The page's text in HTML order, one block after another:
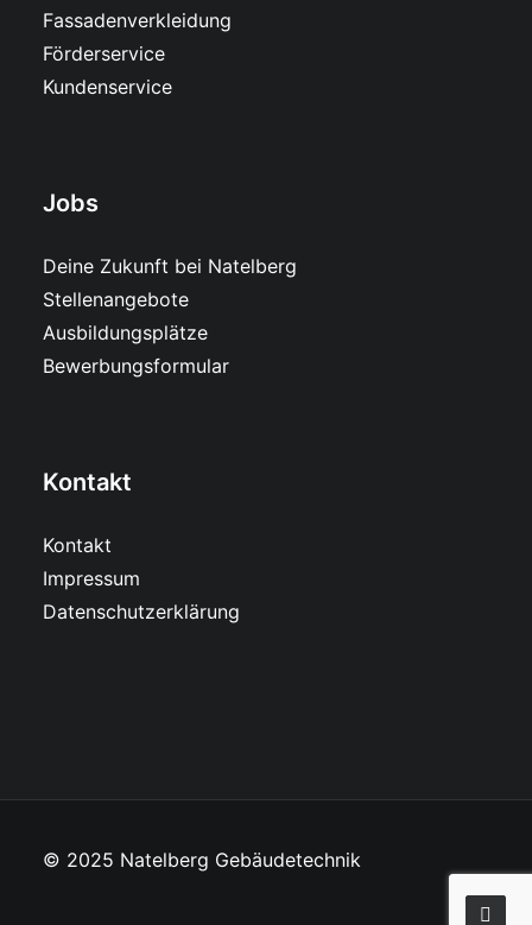
Fassadenverkleidung
Förderservice
Kundenservice
Jobs
Deine Zukunft bei Natelberg
Stellenangebote
Ausbildungsplätze
Bewerbungsformular
Kontakt
Kontakt
Impressum
Datenschutzerklärung
© 2025 Natelberg Gebäudetechnik